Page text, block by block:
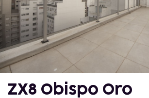
ZX8 Obispo Oro